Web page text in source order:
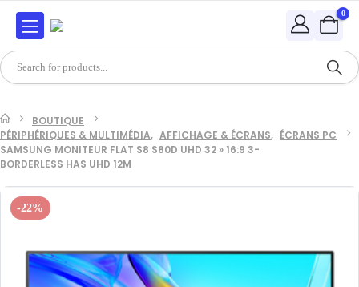
0
BOUTIQUE
PÉRIPHÉRIQUES & MULTIMÉDIA, AFFICHAGE & ÉCRANS, ÉCRANS PC
SAMSUNG MONITEUR FLAT S8 S80D UHD 32 » 16:9 3-
BORDERLESS HAS UHD 12M
-22%